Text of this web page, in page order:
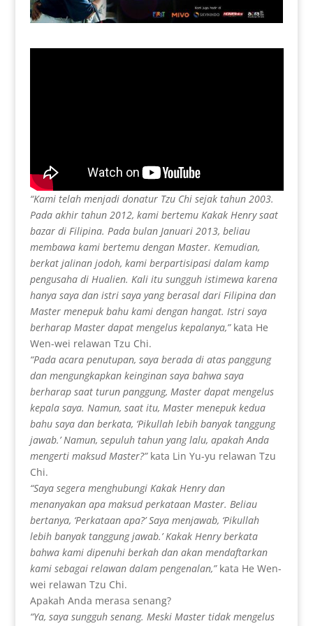
“Kami telah menjadi donatur Tzu Chi sejak tahun 2003.
Pada akhir tahun 2012, kami bertemu Kakak Henry saat
bazar di Filipina. Pada bulan Januari 2013, beliau
membawa kami bertemu dengan Master. Kemudian,
berkat jalinan jodoh, kami berpartisipasi dalam kamp
pengusaha di Hualien. Kali itu sungguh istimewa karena
hanya saya dan istri saya yang berasal dari Filipina dan
Master menepuk bahu kami dengan hangat. Istri saya
berharap Master dapat mengelus kepalanya,”kata He
Wen-wei relawan Tzu Chi.
“Pada acara penutupan, saya berada di atas panggung
dan mengungkapkan keinginan saya bahwa saya
berharap saat turun panggung, Master dapat mengelus
kepala saya. Namun, saat itu, Master menepuk kedua
bahu saya dan berkata, ‘Pikullah lebih banyak tanggung
jawab.’ Namun, sepuluh tahun yang lalu, apakah Anda
mengerti maksud Master?”kata Lin Yu-yu relawan Tzu
Chi.
“Saya segera menghubungi Kakak Henry dan
menanyakan apa maksud perkataan Master. Beliau
bertanya, ‘Perkataan apa?’ Saya menjawab, ‘Pikullah
lebih banyak tanggung jawab.’ Kakak Henry berkata
bahwa kami dipenuhi berkah dan akan mendaftarkan
kami sebagai relawan dalam pengenalan,”kata He Wen-
wei relawan Tzu Chi.
Apakah Anda merasa senang?
“Ya, saya sungguh senang. Meski Master tidak mengelus